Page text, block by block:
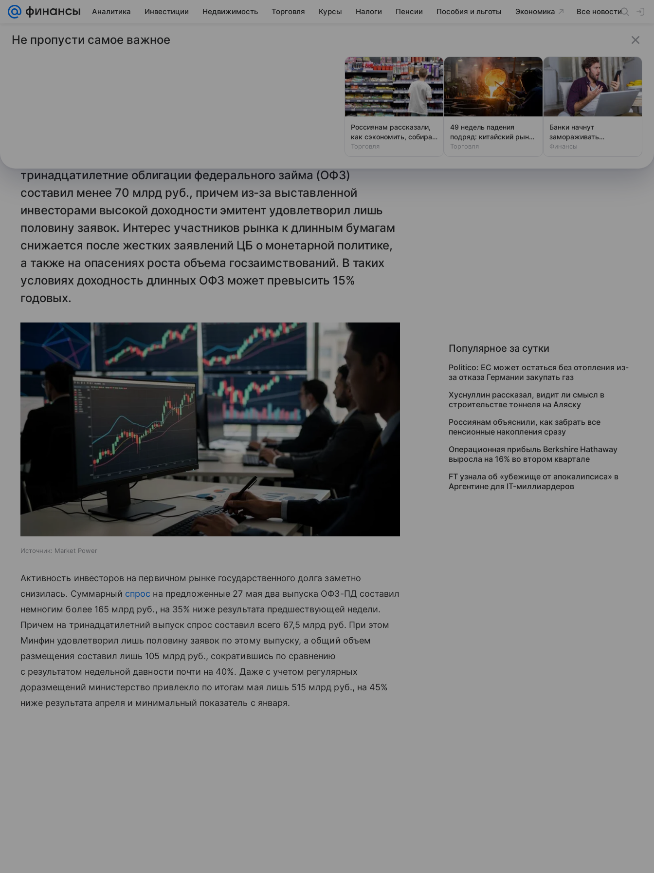
Аналитика Инвестиции Недвижимость Торговля Курсы Налоги Пенсии Пособия и льготы Экономика Все новости
28 мая 2026 Газета Коммерсантъ
тринадцатилетние облигации федерального займа (ОФЗ)
составил менее 70 млрд руб., причем из-за выставленной
инвесторами высокой доходности эмитент удовлетворил лишь
половину заявок. Интерес участников рынка к длинным бумагам
снижается после жестких заявлений ЦБ о монетарной политике,
а также на опасениях роста объема госзаимствований. В таких
условиях доходность длинных ОФЗ может превысить 15%
годовых.
Источник: Market Power
Активность инвесторов на первичном рынке государственного долга заметно
снизилась. Суммарный спрос на предложенные 27 мая два выпуска ОФЗ-ПД составил
немногим более 165 млрд руб., на 35% ниже результата предшествующей недели.
Причем на тринадцатилетний выпуск спрос составил всего 67,5 млрд руб. При этом
Минфин удовлетворил лишь половину заявок по этому выпуску, а общий объем
размещения составил лишь 105 млрд руб., сократившись по сравнению
с результатом недельной давности почти на 40%. Даже с учетом регулярных
доразмещений министерство привлекло по итогам мая лишь 515 млрд руб., на 45%
ниже результата апреля и минимальный показатель с января.
Популярное за сутки
Politico: ЕС может остаться без отопления из-
за отказа Германии закупать газ
Хуснуллин рассказал, видит ли смысл в
строительстве тоннеля на Аляску
Россиянам объяснили, как забрать все
пенсионные накопления сразу
Операционная прибыль Berkshire Hathaway
выросла на 16% во втором квартале
FT узнала об «убежище от апокалипсиса» в
Аргентине для IT-миллиардеров
Не пропусти самое важное
Россиянам рассказали,
как сэкономить, собирая
ребенка в школу
Торговля
49 недель падения
подряд: китайский рынок
стали в глубочайшем
Торговля
Банки начнут
замораживать
переводы: новые
Финансы